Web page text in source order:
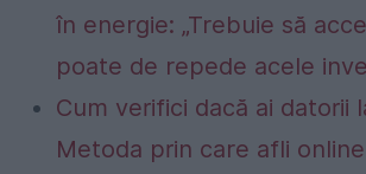
în energie: „Trebuie să
poate de repede acele
Cum verifici dacă ai datorii
Metoda prin care afli